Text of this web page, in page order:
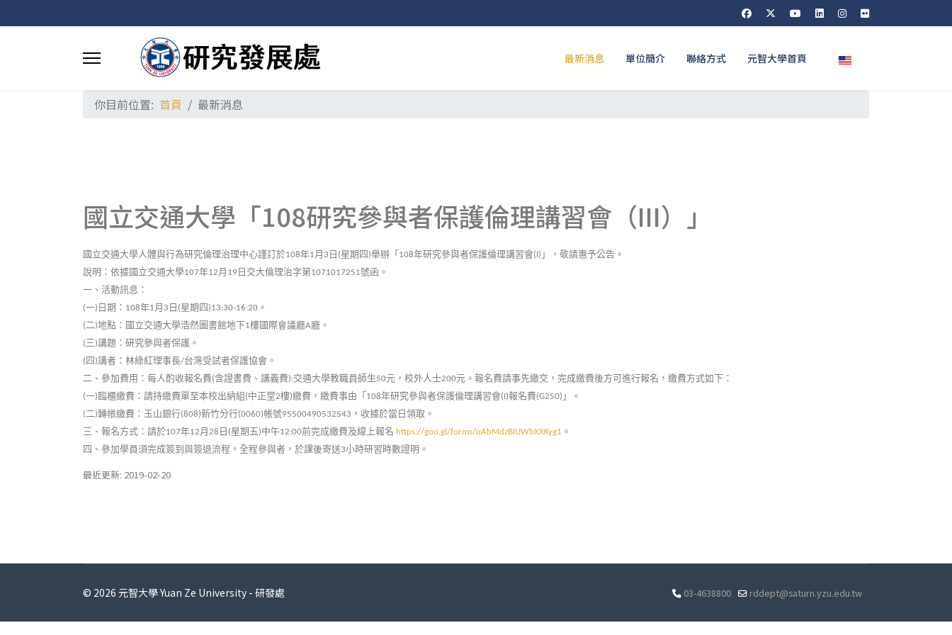
最新消息 單位簡介 聯絡方式 元智大學首頁 選擇你的語言
你目前位置: 首頁 最新消息
國立交通大學「108研究參與者保護倫理講習會（III）」
國立交通大學人體與行為研究倫理治理中心謹訂於108年1月 3 日 (星期四)舉辦「108年研究參與者保護倫理講習會(I) 」，敬請惠予公告。
說明：依據國立交通大學107年12月 19 日交大倫理治字第1071017251號函。
一、活動訊息：
(一) 日期： 108年1月 3 日 (星期四)13:30-16:20 。
(二)地點：國立交通大學浩然圖書館地下1樓國際會議廳A廳。
(三)講題：研究參與者保護。
(四)講者：林綠紅理事長/台灣受試者保護協會。
二、參加費用：每人酌收報名費(含證書費、講義費):交通大學教職員師生50元，校外人士200元。報名費請事先繳交，完成繳費後方可進行報名，繳費方式如下：
(一)臨櫃繳費：請持繳費單至本校出納組(中正堂2樓)繳費，繳費事由「108年研究參與者保護倫理講習會(I)報名費(G250) 」。
(二)轉帳繳費：玉山銀行(808)新竹分行(0060)帳號95500490532543 ，收據於當日領取。
三、報名方式：請於107年12月28 日 (星期五)中午12:00前完成繳費及線上報名 https://goo.gl/forms/uAbMdzBlUWbXXKyg1 。
四、參加學員須完成簽到與簽退流程，全程參與者，於課後寄送3小時研習時數證明。
最近更新: 2019-02-20
© 2026 元智大學 Yuan Ze University - 研發處 03-4638800 rddept@saturn.yzu.edu.tw